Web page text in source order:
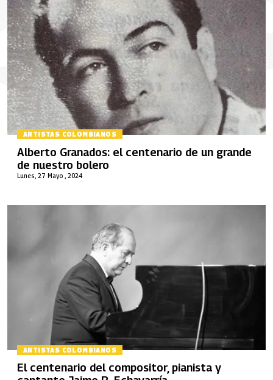
ARTISTAS COLOMBIANOS
Lunes, 27 Mayo , 2024
Alberto Granados: el centenario de un grande
de nuestro bolero
ARTISTAS COLOMBIANOS
El centenario del compositor, pianista y